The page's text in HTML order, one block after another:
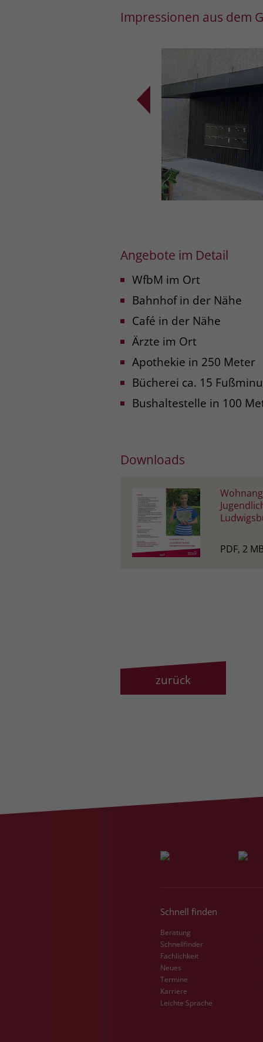
Impressionen aus dem
Angebote im Detail
WfbM im Ort
Bahnhof in der Nähe
Café in der Nähe
Ärzte im Ort
Apothekie in 250 Meter
Bücherei ca. 15
Bushaltestelle in 100
Downloads
PDF, 2
zurück
Schnell finden
Beratung
Schnellfinder
Fachlichkeit
Neues
Termine
Karriere
Leichte Sprache